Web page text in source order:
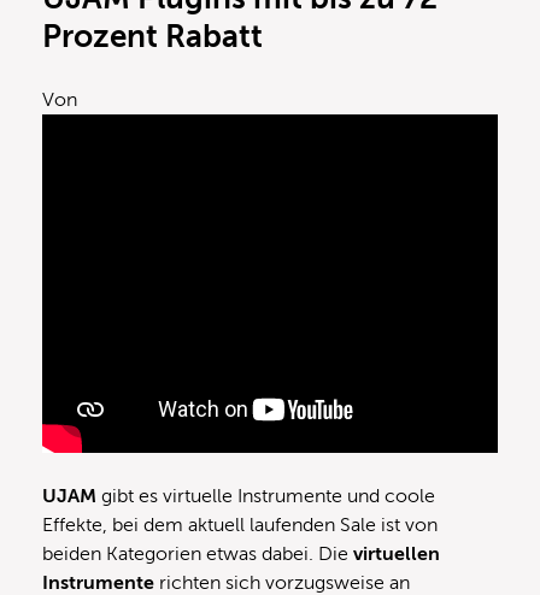
Prozent Rabatt
Von
UJAM gibt es virtuelle Instrumente und coole
Effekte, bei dem aktuell laufenden Sale ist von
beiden Kategorien etwas dabei. Die virtuellen
Instrumente richten sich vorzugsweise an